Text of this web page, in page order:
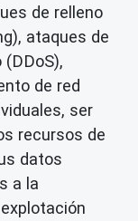
de relleno
ataques de
de red
ser
recursos de
datos
a la